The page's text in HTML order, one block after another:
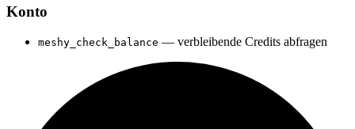
Konto
meshy_check_balance — verbleibende Credits abfragen